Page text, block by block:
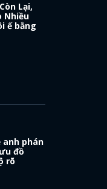
Lại,
Nhiều
ế bằng
anh phán
đồ
rõ